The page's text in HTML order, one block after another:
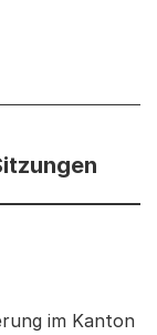
Informationen
im Kanton